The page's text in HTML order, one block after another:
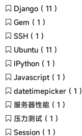
Django ( 11 )
Gem ( 1 )
SSH ( 1 )
Ubuntu ( 11 )
IPython ( 1 )
Javascript ( 1 )
datetimepicker ( 1 )
服务器性能 ( 1 )
压力测试 ( 1 )
Session ( 1 )